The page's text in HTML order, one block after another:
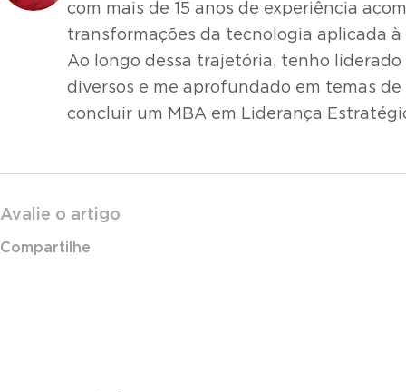
com mais de 15 anos de experiência
transformações da tecnologia aplicada
Ao longo dessa trajetória, tenho
diversos e me aprofundado em temas
concluir um MBA em Liderança
Avalie o artigo
Compartilhe